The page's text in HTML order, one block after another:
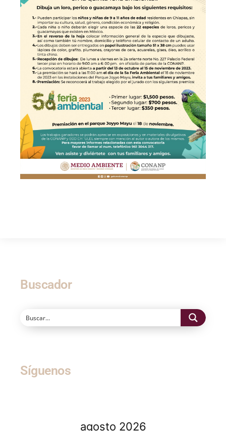
Buscador
Síguenos
agosto 2026